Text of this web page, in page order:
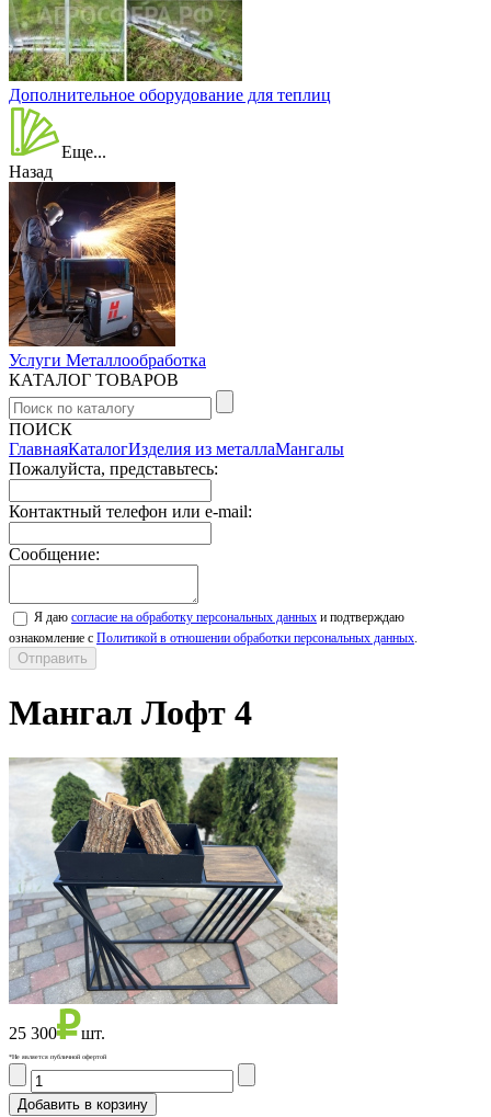
Дополнительное оборудование для теплиц
Еще...
Назад
Услуги Металлообработка
КАТАЛОГ ТОВАРОВ
ПОИСК
ГлавнаяКаталогИзделия из металлаМангалы
Пожалуйста, представьтесь:
Контактный телефон или e-mail:
Сообщение:
Я даю согласие на обработку персональных данных и подтверждаю
ознакомление с Политикой в отношении обработки персональных данных.
Мангал Лофт 4
25 300 шт.
*Не является публичной офертой